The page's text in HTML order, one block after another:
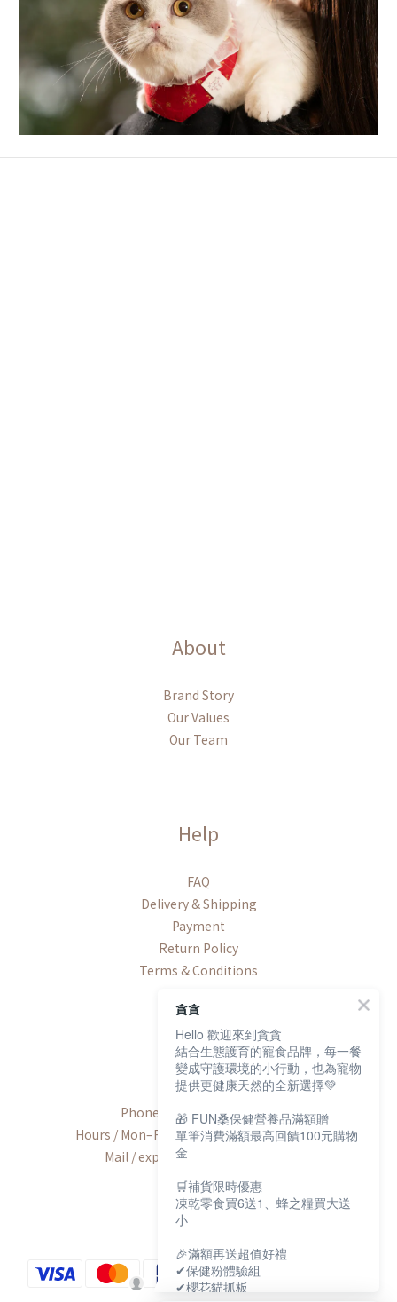
About
Brand Story
Our Values
Our Team
Help
FAQ
Delivery & Shipping
Payment
Return Policy
Terms & Conditions
Contact
Phone / +886-2-2600-8552
Hours / Mon–Fri, 9:00 AM–6:00 PM (UTC+8)
Mail / export@munchee.com.tw
貪貪
Hello 歡迎來到貪貪
結合生態護育的寵食品牌，每一餐
變成守護環境的小行動，也為寵物
提供更健康天然的全新選擇💚
🎁 FUN桑保健營養品滿額贈
單筆消費滿額最高回饋100元購物
金
🛒補貨限時優惠
凍乾零食買6送1、蜂之糧買大送
小
🎉滿額再送超值好禮
✔保健粉體驗組
✔櫻花貓抓板